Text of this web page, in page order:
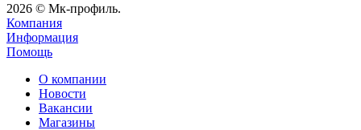
2026 © Мк-профиль.
Компания
Информация
Помощь
О компании
Новости
Вакансии
Магазины